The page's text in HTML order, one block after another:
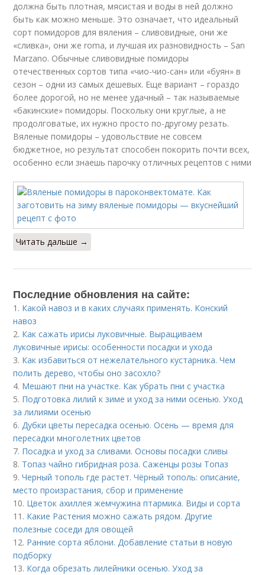
должна быть плотная, мясистая и воды в ней должно
быть как можно меньше. Это означает, что идеальный
сорт помидоров для вяления – сливовидные, они же
«сливка», они же roma, и лучшая их разновидность – San
Marzano. Обычные сливовидные помидоры
отечественных сортов типа «чио-чио-сан» или «буян» в
сезон – одни из самых дешевых. Еще вариант – гораздо
более дорогой, но не менее удачный – так называемые
«бакинские» помидоры. Поскольку они круглые, а не
продолговатые, их нужно просто по-другому резать.
Вяленые помидоры – удовольствие не совсем
бюджетное, но результат способен покорить почти всех,
особенно если знаешь парочку отличных рецептов с ними
Читать дальше →
Последние обновления на сайте:
1. Какой навоз и в каких случаях применять. Конский
навоз
2. Как сажать ирисы луковичные. Выращиваем
луковичные ирисы: особенности посадки и ухода
3. Как избавиться от нежелательного кустарника. Чем
полить дерево, чтобы оно засохло?
4. Мешают пни на участке. Как убрать пни с участка
5. Подготовка лилий к зиме и уход за ними осенью. Уход
за лилиями осенью
6.Дубки цветы пересадка осенью. Осень — время для
пересадки многолетних цветов
7. Посадка и уход за сливами. Основы посадки сливы
8. Топаз чайно гибридная роза. Саженцы розы Топаз
9.Черный тополь где растет. Чёрный тополь: описание,
место произрастания, сбор и применение
10. Цветок ахиллея жемчужина птармика. Виды и сорта
11. Какие Растения можно сажать рядом. Другие
полезные соседи для овощей
12. Ранние сорта яблони. Добавление статьи в новую
подборку
13. Когда обрезать лилейники осенью. Уход за